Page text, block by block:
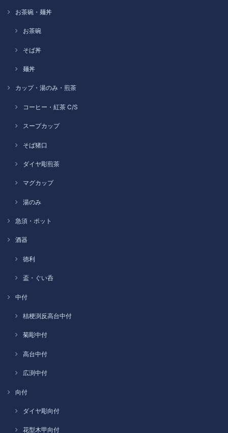
お茶碗・麺丼
お茶碗
そば丼
麺丼
カップ・湯のみ・煎茶
コーヒー・紅茶 C/S
スープカップ
そば猪口
ダイヤ彫煎茶
マグカップ
湯のみ
急須・ポット
酒器
徳利
盃・ぐい呑
中付
桔梗渕反高台中付
菊彫中付
高台中付
広渕中付
向付
ダイヤ彫向付
花型木甲向付